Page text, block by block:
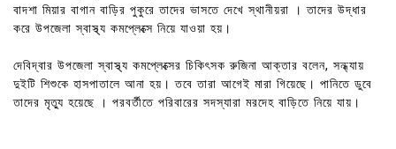
বাদশা মিয়ার বাগান বাড়ির পুকুরে তাদের ভাসতে দেখে স্থানীয়রা । তাদের উদ্ধার
করে উপজেলা স্বাস্থ্য কমপ্লেক্সে নিয়ে যাওয়া হয়।
দেবিদ্বার উপজেলা স্বাস্থ্য কমপ্লেক্সের চিকিৎসক রুজিনা আক্তার বলেন, সন্ধ্যায়
দুইটি শিশুকে হাসপাতালে আনা হয়। তবে তারা আগেই মারা গিয়েছে। পানিতে ডুবে
তাদের মৃত্যু হয়েছে । পরবর্তীতে পরিবারের সদস্যারা মরদেহ বাড়িতে নিয়ে যায়।